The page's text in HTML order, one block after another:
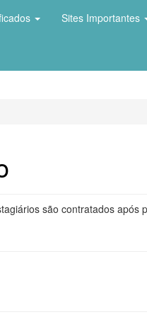
Sites Importantes
são contratados após